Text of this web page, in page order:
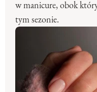
w manicure, obok
tym sezonie.